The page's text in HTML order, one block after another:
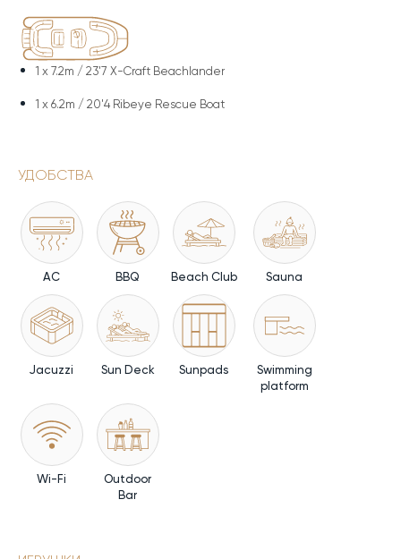
1 x 7.2m / 23'7 X-Craft Beachlander
1 x 6.2m / 20'4 Ribeye Rescue Boat
УДОБСТВА
AC BBQ Beach Club Sauna
Jacuzzi Sun Deck Sunpads
Swimming
platform
Wi-Fi
Outdoor
Bar